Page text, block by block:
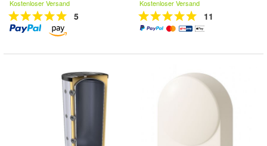
Kostenloser Versand
5
Kostenloser Versand
11